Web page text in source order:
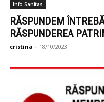
Info Sanitas
RĂSPUNDEM
RĂSPUNDEREA
cristina - 18/10/2023